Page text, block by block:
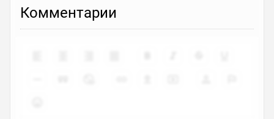
Комментарии